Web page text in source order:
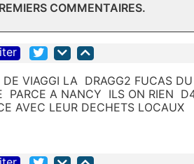
COMMENTAIRES.
VIAGGI LA DRAGG2 FUCAS
PARCE A NANCY ILS ON RIEN
AVEC LEUR DECHETS LOCAUX